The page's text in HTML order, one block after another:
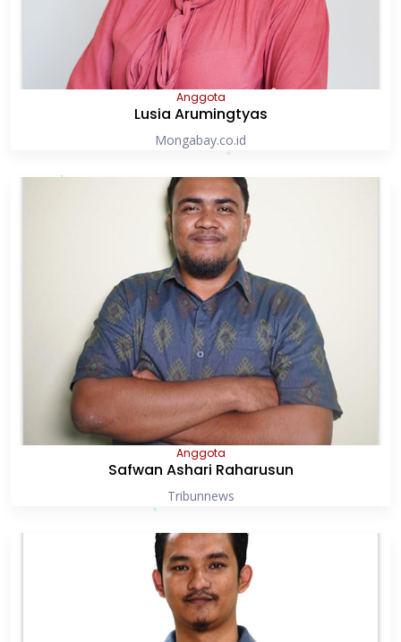
Anggota
Lusia Arumingtyas
Mongabay.co.id
Anggota
Safwan Ashari Raharusun
Tribunnews